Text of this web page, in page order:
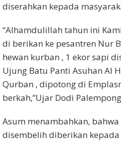
diserahkan kepada
“Alhamdulillah tahun ini
di berikan ke pesantren Nur
hewan kurban , 1 ekor sapi
Ujung Batu Panti Asuhan Al
Qurban , dipotong di
berkah,”Ujar Dodi
Asum menambahkan,
disembelih diberikan